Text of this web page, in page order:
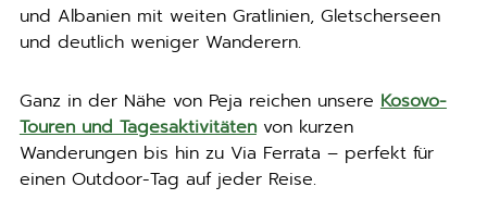
und Albanien mit weiten Gratlinien, Gletscherseen
und deutlich weniger Wanderern.
Ganz in der Nähe von Peja reichen unsere Kosovo-
Touren und Tagesaktivitätenvon kurzen
Wanderungen bis hin zu Via Ferrata – perfekt für
einen Outdoor-Tag auf jeder Reise.